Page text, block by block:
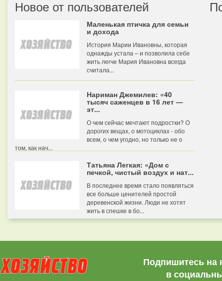
Новое от пользователей
Маленькая птичка для семьи
и дохода
История Марии Ивановны, которая
однажды устала – и позволила себе
жить легче Мария Ивановна всегда
считала...
Нариман Джемилев: «40
тысяч саженцев в 16 лет —
эт...
О чем сейчас мечтают подростки? О
дорогих вещах, о мотоциклах - обо
всем, о чем угодно, но только не о
том, как нач...
Татьяна Легкая: «Дом с
печкой, чистый воздух и нат...
В последнее время стало появляться
все больше ценителей простой
деревенской жизни. Люди не хотят
жить в спешке в бо...
Подпишитесь на
в